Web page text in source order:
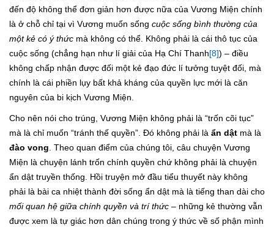
đến độ không thể đơn giản hơn được nữa của Vương Miện chính
là ở chỗ chỉ tại vì Vương muốn sống cuộc sống bình thường của
một kẻ có ý thức mà không có thể. Không phải là cái thô tục của
cuộc sống (chẳng hạn như lí giải của Hạ Chí Thanh[8]) – điều
không chấp nhận được đối một kẻ đạo đức lí tưởng tuyệt đối, mà
chính là cái phiền lụy bất khả kháng của quyền lực mới là căn
nguyên của bi kịch Vương Miện.
Cho nên nói cho trúng, Vương Miện không phải là “trốn cõi tục”
mà là chỉ muốn “tránh thế quyền”. Đó không phải là ẩn dật mà là
đào vong . Theo quan điểm của chúng tôi, câu chuyện Vương
Miện là chuyện lánh trốn chính quyền chứ không phải là chuyện
ẩn dật truyền thống. Hồi truyện mở đầu tiểu thuyết này không
phải là bài ca nhiệt thành đời sống ẩn dật mà là tiếng than dài cho
mối quan hệ giữa chính quyền và trí thức – những kẻ thường vẫn
được xem là tự giác hơn dân chúng trong ý thức về số phận mình